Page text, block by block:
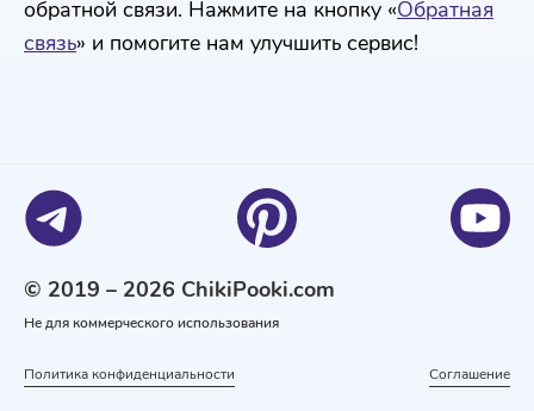
обратной связи. Нажмите на кнопку «Обратная
связь» и помогите нам улучшить сервис!
© 2019 – 2026 ChikiPooki.com
Не для коммерческого использования
Политика конфиденциальности Соглашение